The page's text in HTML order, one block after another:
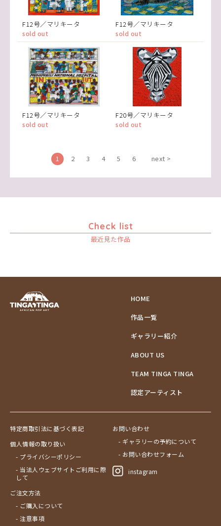
F12号／マリキータ
sold out
F12号／マリキータ
sold out
F12号／マリキータ
sold out
F20号／マリキータ
sold out
1 2 3 4 5 6 next >
Check list
最近見た作品
HOME
作品一覧
ギャラリー紹介
ABOUT US
TEAM TINGA TINGA
認定アーティスト
特定商取引法に基づく表記
個人情報の取り扱い
- プライバシーポリシー
- 当法人ウェブサイトご利用に際
して
ご注文方法
- ご購入について
- 注意事項
お問い合わせ
- ギャラリーの予約について
- お問い合わせフォーム
instagram